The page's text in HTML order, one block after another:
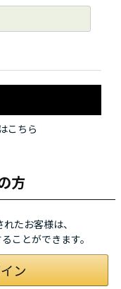
こちら
方
たお客様は、
ことができます。